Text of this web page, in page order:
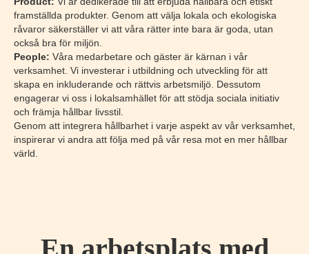
framställda produkter. Genom att välja lokala och ekologiska
råvaror säkerställer vi att våra rätter inte bara är goda, utan
också bra för miljön.
People: Våra medarbetare och gäster är kärnan i vår
verksamhet. Vi investerar i utbildning och utveckling för att
skapa en inkluderande och rättvis arbetsmiljö. Dessutom
engagerar vi oss i lokalsamhället för att stödja sociala initiativ
och främja hållbar livsstil.
Genom att integrera hållbarhet i varje aspekt av vår verksamhet,
inspirerar vi andra att följa med på vår resa mot en mer hållbar
värld.